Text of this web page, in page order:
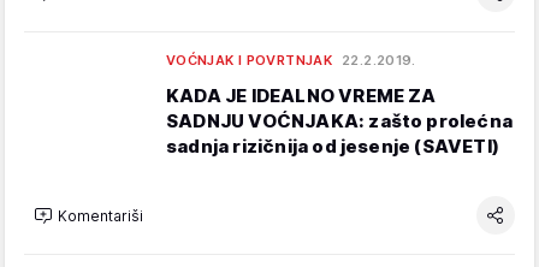
VOĆNJAK I POVRTNJAK 22.2.2019.
KADA JE IDEALNO VREME ZA
SADNJU VOĆNJAKA: zašto prolećna
sadnja rizičnija od jesenje (SAVETI)
Komentariši